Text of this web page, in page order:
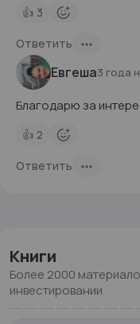
👍 3
Ответить
Евгеша3 года
Благодарю за
👍 2
Ответить
Книги
Более 2000
инвестировании